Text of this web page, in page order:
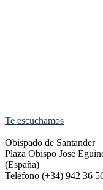
Te escuchamos
Obispado de Santander
Plaza Obispo José
(España)
Teléfono (+34) 942 36